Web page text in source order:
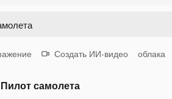
Создать ИИ-видео облака
самолета